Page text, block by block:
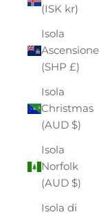
(ISK kr)
Isola
Ascensione
(SHP £)
Isola
Christmas
(AUD $)
Isola
Norfolk
(AUD $)
Isola di